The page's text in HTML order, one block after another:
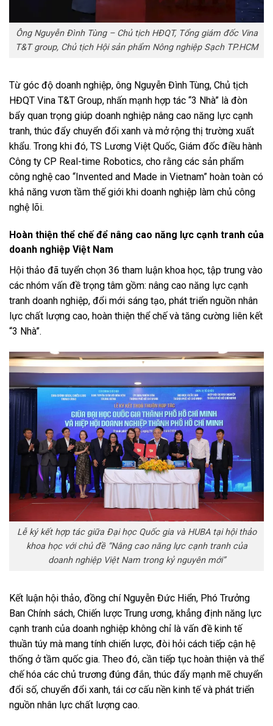
Ông Nguyễn Đình Tùng – Chủ tịch HĐQT, Tổng giám đốc Vina
T&T group, Chủ tịch Hội sản phẩm Nông nghiệp Sạch TP.HCM
Từ góc độ doanh nghiệp, ông Nguyễn Đình Tùng, Chủ tịch
HĐQT Vina T&T Group, nhấn mạnh hợp tác “3 Nhà” là đòn
bẩy quan trọng giúp doanh nghiệp nâng cao năng lực cạnh
tranh, thúc đẩy chuyển đổi xanh và mở rộng thị trường xuất
khẩu. Trong khi đó, TS Lương Việt Quốc, Giám đốc điều hành
Công ty CP Real-time Robotics, cho rằng các sản phẩm
công nghệ cao “Invented and Made in Vietnam” hoàn toàn có
khả năng vươn tầm thế giới khi doanh nghiệp làm chủ công
nghệ lõi.
Hoàn thiện thể chế để nâng cao năng lực cạnh tranh của
doanh nghiệp Việt Nam
Hội thảo đã tuyển chọn 36 tham luận khoa học, tập trung vào
các nhóm vấn đề trọng tâm gồm: nâng cao năng lực cạnh
tranh doanh nghiệp, đổi mới sáng tạo, phát triển nguồn nhân
lực chất lượng cao, hoàn thiện thể chế và tăng cường liên kết
“3 Nhà”.
Lễ ký kết hợp tác giữa Đại học Quốc gia và HUBA tại hội thảo
khoa học với chủ đề “Nâng cao năng lực cạnh tranh của
doanh nghiệp Việt Nam trong kỷ nguyên mới”
Kết luận hội thảo, đồng chí Nguyễn Đức Hiển, Phó Trưởng
Ban Chính sách, Chiến lược Trung ương, khẳng định năng lực
cạnh tranh của doanh nghiệp không chỉ là vấn đề kinh tế
thuần túy mà mang tính chiến lược, đòi hỏi cách tiếp cận hệ
thống ở tầm quốc gia. Theo đó, cần tiếp tục hoàn thiện và thể
chế hóa các chủ trương đúng đắn, thúc đẩy mạnh mẽ chuyển
đổi số, chuyển đổi xanh, tái cơ cấu nền kinh tế và phát triển
nguồn nhân lực chất lượng cao.